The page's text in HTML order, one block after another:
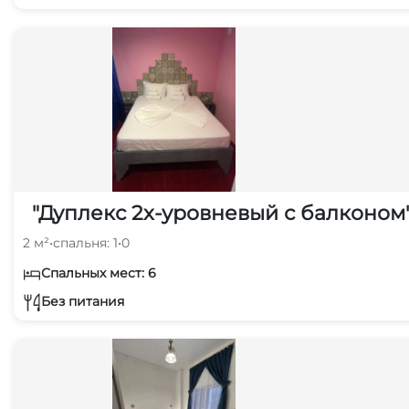
"Дуплекс 2х-уровневый с
2 м²•спальня: 1•0
Спальных мест: 6
Без питания